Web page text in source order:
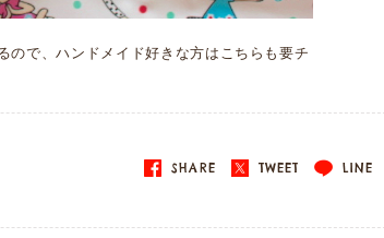
ので、ハンドメイド好きな方はこちらも要チ
SHARE TWEET LINE